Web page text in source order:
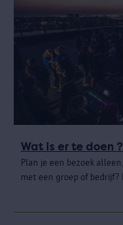
Wat is er te doen ?
Plan je een bezoek
met een groep of